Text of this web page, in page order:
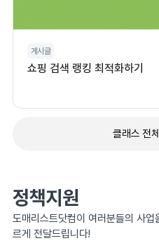
게시글
쇼핑 검색 랭킹 최적화하기
클래스 전
정책지원
도매리스트닷컴이 여러분들의 사
르게 전달드립니다!